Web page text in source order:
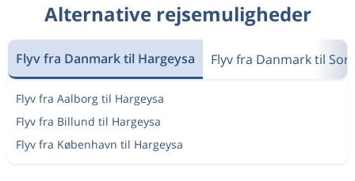
Alternative rejsemuligheder
Flyv fra Danmark til Hargeysa Flyv fra Danmark til
Flyv fra Aalborg til Hargeysa
Flyv fra Billund til Hargeysa
Flyv fra København til Hargeysa